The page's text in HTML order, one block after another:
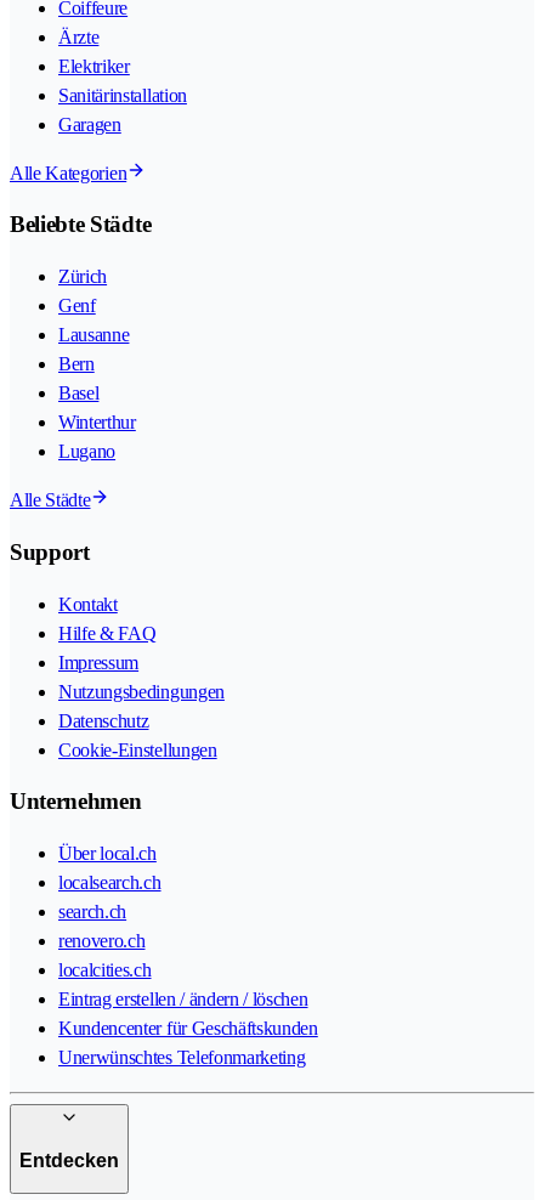
Coiffeure
Ärzte
Elektriker
Sanitärinstallation
Garagen
Alle Kategorien
Beliebte Städte
Zürich
Genf
Lausanne
Bern
Basel
Winterthur
Lugano
Alle Städte
Support
Kontakt
Hilfe & FAQ
Impressum
Nutzungsbedingungen
Datenschutz
Cookie-Einstellungen
Unternehmen
Über local.ch
localsearch.ch
search.ch
renovero.ch
localcities.ch
Eintrag erstellen / ändern / löschen
Kundencenter für Geschäftskunden
Unerwünschtes Telefonmarketing
Entdecken